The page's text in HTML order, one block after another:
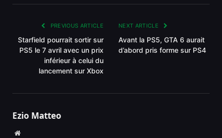
PREVIOUS ARTICLE
Starfield pourrait sortir sur
PS5 le 7 avril avec un prix
inférieur à celui du
lancement sur Xbox
NEXT ARTICLE
Avant la PS5, GTA 6 aurait
d’abord pris forme sur PS4
Ezio Matteo
Website